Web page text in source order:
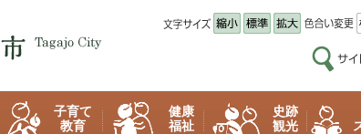
子育て
教育
健康
福祉
史跡
観光